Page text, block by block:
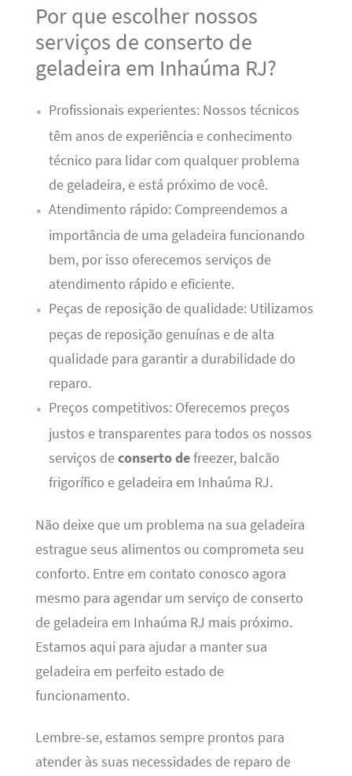
Por que escolher nossos
serviços de conserto de
geladeira em Inhaúma RJ?
Profissionais experientes: Nossos técnicos
têm anos de experiência e conhecimento
técnico para lidar com qualquer problema
de geladeira, e está próximo de você.
Atendimento rápido: Compreendemos a
importância de uma geladeira funcionando
bem, por isso oferecemos serviços de
atendimento rápido e eficiente.
Peças de reposição de qualidade: Utilizamos
peças de reposição genuínas e de alta
qualidade para garantir a durabilidade do
reparo.
Preços competitivos: Oferecemos preços
justos e transparentes para todos os nossos
serviços deconserto defreezer, balcão
frigorífico e geladeira em Inhaúma RJ.
Não deixe que um problema na sua geladeira
estrague seus alimentos ou comprometa seu
conforto. Entre em contato conosco agora
mesmo para agendar um serviço de conserto
de geladeira em Inhaúma RJ mais próximo.
Estamos aqui para ajudar a manter sua
geladeira em perfeito estado de
funcionamento.
Lembre-se, estamos sempre prontos para
atender às suas necessidades de reparo de